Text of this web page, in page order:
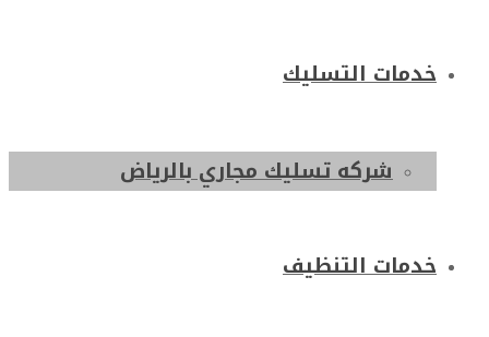
خدمات التسليك
شركه تسليك مجاري بالرياض
خدمات التنظيف